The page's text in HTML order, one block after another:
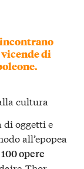
di
cultura
di oggetti e
all’epopea
opere